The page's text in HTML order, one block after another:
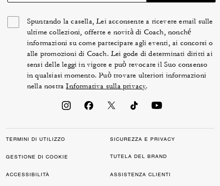
Spuntando la casella, Lei acconsente a ricevere email sulle
ultime collezioni, offerte e novità di Coach, nonché
informazioni su come partecipare agli eventi, ai concorsi o
alle promozioni di Coach. Lei gode di determinati diritti ai
sensi delle leggi in vigore e può revocare il Suo consenso
in qualsiasi momento. Può trovare ulteriori informazioni
nella nostraInformativa sulla privacy.
TERMINI DI UTILIZZO SICUREZZA E PRIVACY
GESTIONE DI COOKIE TUTELA DEL BRAND
ACCESSIBILITÀ ASSISTENZA CLIENTI